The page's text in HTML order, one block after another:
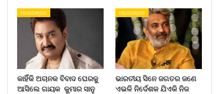
ମନୋରଞ୍ଜନ
କାହିଁକି ଅଚାନକ ବିବାଦ ଘେରକୁ
ଆସିଲେ ଗାୟକ କୁମାର ସାନୁ
ମନୋରଞ୍ଜନ
ଭାରତୀୟ ସିନେ ଜଗତର ଜଣେ
ଏଭଳି ନିର୍ଦେଶକ ଯିଏକି ନିଜ